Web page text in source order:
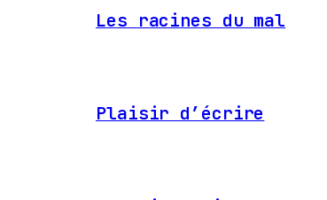
Les racines du mal
Plaisir d’écrire